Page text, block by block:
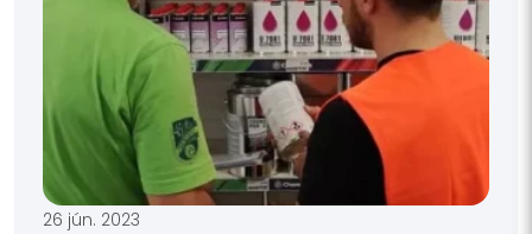
26 jún. 2023